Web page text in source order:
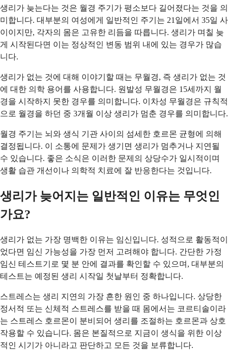
생리가 늦는다는 것은 월경 주기가 평소보다 길어졌다는 것을 의
미합니다. 대부분의 여성에게 일반적인 주기는 21일에서 35일 사
이이지만, 각자의 몸은 고유한 리듬을 따릅니다. 생리가 며칠 늦
게 시작된다면 이는 정상적인 변동 범위 내에 있는 경우가 많습
니다.
생리가 없는 것에 대해 이야기할 때는 무월경, 즉 생리가 없는 것
에 대한 의학 용어를 사용합니다. 원발성 무월경은 15세까지 월
경을 시작하지 못한 경우를 의미합니다. 이차성 무월경은 규칙적
으로 월경을 하던 중 3개월 이상 생리가 멈춘 경우를 의미합니다.
월경 주기는 뇌와 생식 기관 사이의 섬세한 호르몬 균형에 의해
결정됩니다. 이 소통에 문제가 생기면 생리가 멈추거나 지연될
수 있습니다. 좋은 소식은 이러한 문제의 상당수가 일시적이며
생활 습관 개선이나 의학적 치료에 잘 반응한다는 것입니다.
생리가 늦어지는 일반적인 이유는 무엇인
가요?
생리가 없는 가장 명백한 이유는 임신입니다. 성적으로 활동적이
었다면 임신 가능성을 가장 먼저 고려해야 합니다. 간단한 가정
임신 테스트기로 몇 분 안에 결과를 확인할 수 있으며, 대부분의
테스트는 예정된 생리 시작일 첫날부터 정확합니다.
스트레스는 생리 지연의 가장 흔한 원인 중 하나입니다. 상당한
정서적 또는 신체적 스트레스를 받을 때 몸에서는 코르티솔이라
는 스트레스 호르몬이 분비되어 생리를 조절하는 호르몬과 상호
작용할 수 있습니다. 몸은 본질적으로 지금이 생식을 위한 이상
적인 시기가 아니라고 판단하고 모든 것을 보류합니다.